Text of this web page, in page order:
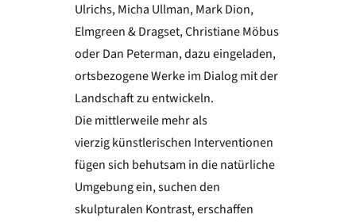
Ulrichs, Micha Ullman, Mark Dion,
Elmgreen & Dragset, Christiane Möbus
oder Dan Peterman, dazu eingeladen,
ortsbezogene Werke im Dialog mit der
Landschaft zu entwickeln.
Die mittlerweile mehr als
vierzig künstlerischen Interventionen
fügen sich behutsam in die natürliche
Umgebung ein, suchen den
skulpturalen Kontrast, erschaffen